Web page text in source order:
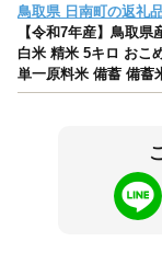
鳥取県 日南町の返礼
【令和7年産】鳥取
白米 精米 5キロ おこ
単一原料米 備蓄 備蓄